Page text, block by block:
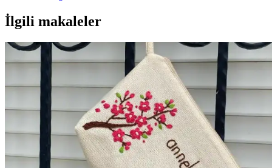
İlgili makaleler